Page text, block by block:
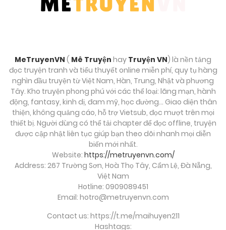
MeTruyenVN ( Mê Truyện hay Truyện VN) là nền tảng
đọc truyện tranh và tiểu thuyết online miễn phí, quy tụ hàng
nghìn đầu truyện từ Việt Nam, Hàn, Trung, Nhật và phương
Tây. Kho truyện phong phú với các thể loại: lãng mạn, hành
động, fantasy, kinh dị, đam mỹ, học đường… Giao diện thân
thiện, không quảng cáo, hỗ trợ Vietsub, đọc mượt trên mọi
thiết bị. Người dùng có thể tải chapter để đọc offline, truyện
được cập nhật liên tục giúp bạn theo dõi nhanh mọi diễn
biến mới nhất.
Website: https://metruyenvn.com/
Address: 267 Trường Sơn, Hoà Thọ Tây, Cẩm Lệ, Đà Nẵng,
Việt Nam
Hotline: 0909089451
Email: hotro@metruyenvn.com
Contact us: https://t.me/maihuyen211
Hashtags: